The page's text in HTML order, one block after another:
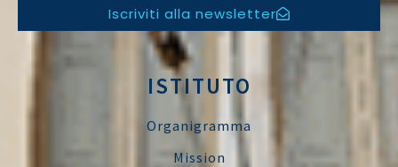
Iscriviti alla newsletter
ISTITUTO
Organigramma
Mission